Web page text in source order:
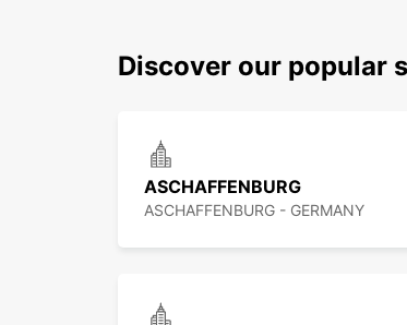
Discover our popular
ASCHAFFENBURG
ASCHAFFENBURG - GERMANY